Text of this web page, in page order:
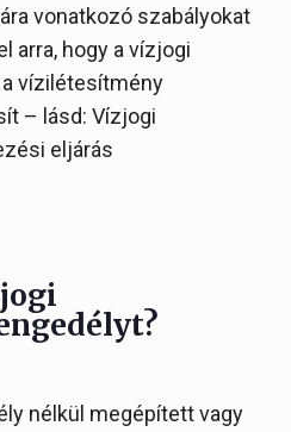
vonatkozó szabályokat
arra, hogy a vízjogi
vízilétesítmény
– lásd: Vízjogi
eljárás
nélkül megépített vagy